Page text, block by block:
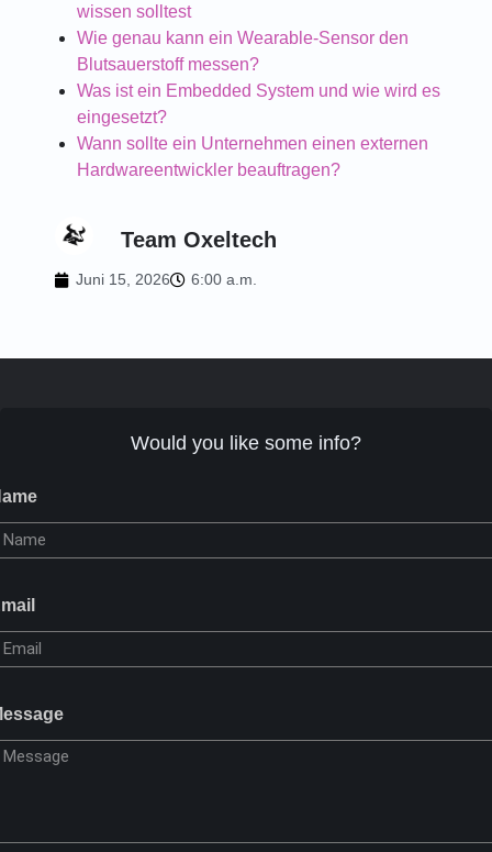
wissen solltest
Wie genau kann ein Wearable-Sensor den
Blutsauerstoff messen?
Was ist ein Embedded System und wie wird es
eingesetzt?
Wann sollte ein Unternehmen einen externen
Hardwareentwickler beauftragen?
Team Oxeltech
Juni 15, 2026 6:00 a.m.
Would you like some info?